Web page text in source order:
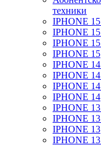
техники
IPHONE
IPHONE
IPHONE
IPHONE 15
IPHONE
IPHONE
IPHONE
IPHONE 14
IPHONE
IPHONE
IPHONE 13
IPHONE